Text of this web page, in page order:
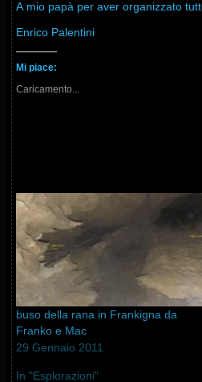
A mio papà per aver organizzato
Enrico Palentini
Mi piace:
Caricamento...
buso della rana in Frankigna da
Franko e Mac
29 Gennaio 2011
In "Esplorazioni"